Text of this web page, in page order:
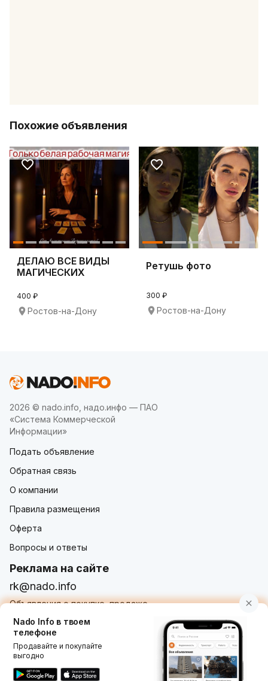
Похожие объявления
ДЕЛАЮ ВСЕ ВИДЫ
МАГИЧЕСКИХ
400 ₽
Ростов-на-Дону
Ретушь фото
300 ₽
Ростов-на-Дону
2026 © nado.info, надо.инфо — ПАО
«Система Коммерческой
Информации»
Подать объявление
Обратная связь
О компании
Правила размещения
Оферта
Вопросы и ответы
Реклама на сайте
rk@nado.info
Объявления о покупке, продаже,
услугах от частных лиц и организаций
Использование nado.info, в том числе и размещение
объявлений на сайте означает принятие условий
Nado Info в твоем
телефоне
Продавайте и покупайте
выгодно